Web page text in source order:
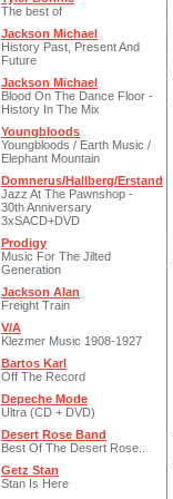
The best of
Jackson Michael
History Past, Present And
Future
Jackson Michael
Blood On The Dance Floor -
History In The Mix
Youngbloods
Youngbloods / Earth Music /
Elephant Mountain
Domnerus/Hallberg/Erstand
Jazz At The Pawnshop -
30th Anniversary
3xSACD+DVD
Prodigy
Music For The Jilted
Generation
Jackson Alan
Freight Train
V/A
Klezmer Music 1908-1927
Bartos Karl
Off The Record
Depeche Mode
Ultra (CD + DVD)
Desert Rose Band
Best Of The Desert Rose..
Getz Stan
Stan Is Here